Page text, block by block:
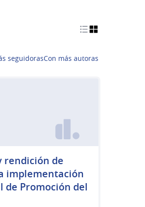
seguidorasCon más autoras
rendición de
implementación
de Promoción del